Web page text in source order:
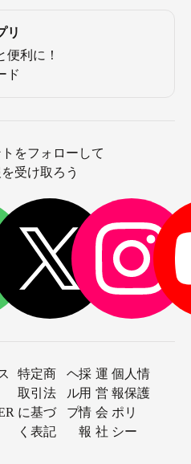
リ
便利に！
ド
をフォローして
受け取ろう
特定商
取引法
に基づ
く表記
ヘ
ル
プ
採
用
情
報
運
営
会
社
個人情
報保護
ポリ
シー